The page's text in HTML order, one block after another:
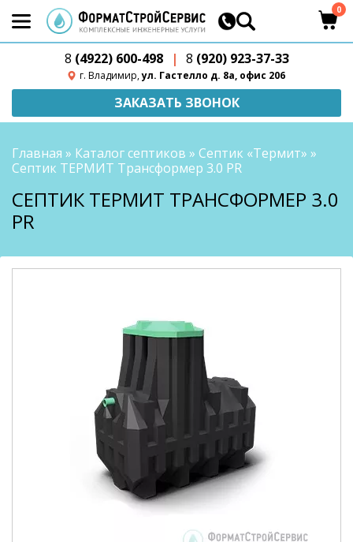
8 (4922) 600-498 | 8 (920) 923-37-33
г. Владимир,ул. Гастелло д. 8а, офис 206
0
ЗАКАЗАТЬ ЗВОНОК
Главная » Каталог септиков » Септик «Термит» »
Септик ТЕРМИТ Трансформер 3.0 PR
СЕПТИК ТЕРМИТ ТРАНСФОРМЕР 3.0
PR